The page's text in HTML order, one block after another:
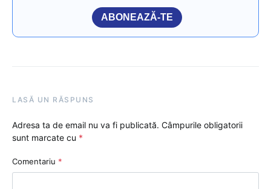
ABONEAZĂ-TE
LASĂ UN RĂSPUNS
Adresa ta de email nu va fi publicată. Câmpurile obligatorii
sunt marcate cu *
Comentariu *